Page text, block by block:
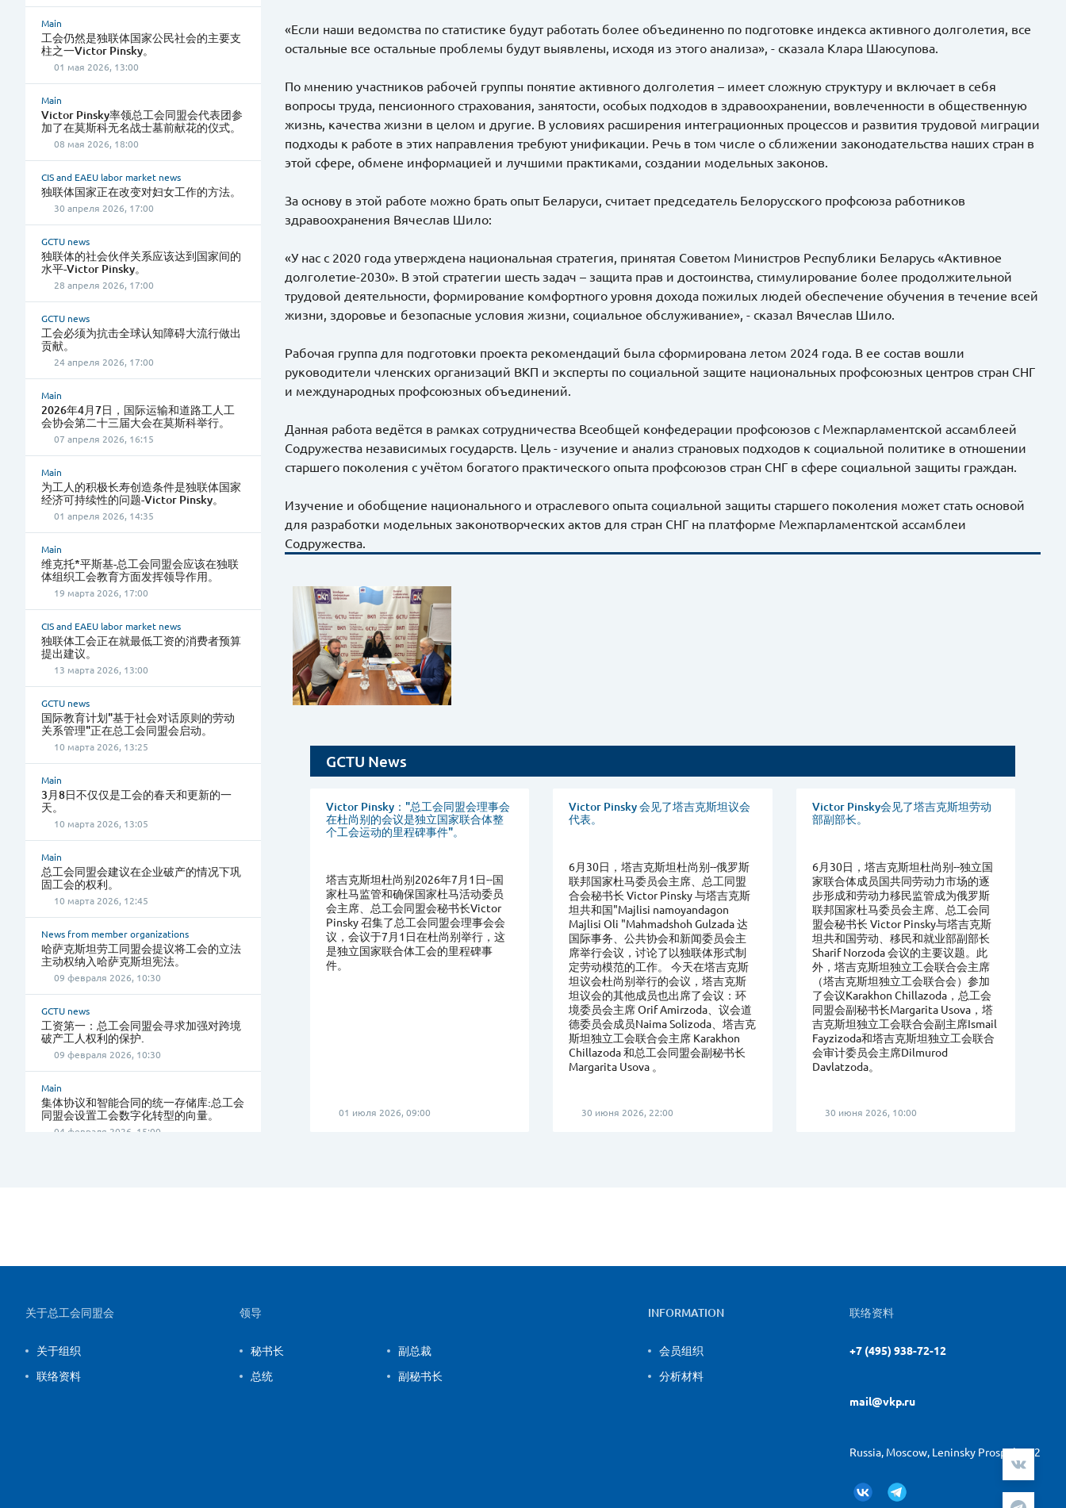
Main
工会仍然是独联体国家公民社会的主要支
柱之一Victor Pinsky。
01 мая 2026, 13:00
Main
Victor Pinsky率领总工会同盟会代表团参
加了在莫斯科无名战士墓前献花的仪式。
08 мая 2026, 18:00
CIS and EAEU labor market news
独联体国家正在改变对妇女工作的方法。
30 апреля 2026, 17:00
GCTU news
独联体的社会伙伴关系应该达到国家间的
水平-Victor Pinsky。
28 апреля 2026, 17:00
GCTU news
工会必须为抗击全球认知障碍大流行做出
贡献。
24 апреля 2026, 17:00
Main
2026年4月7日，国际运输和道路工人工
会协会第二十三届大会在莫斯科举行。
07 апреля 2026, 16:15
Main
为工人的积极长寿创造条件是独联体国家
经济可持续性的问题-Victor Pinsky。
01 апреля 2026, 14:35
Main
维克托*平斯基-总工会同盟会应该在独联
体组织工会教育方面发挥领导作用。
19 марта 2026, 17:00
CIS and EAEU labor market news
独联体工会正在就最低工资的消费者预算
提出建议。
13 марта 2026, 13:00
GCTU news
国际教育计划"基于社会对话原则的劳动
关系管理"正在总工会同盟会启动。
10 марта 2026, 13:25
Main
3月8日不仅仅是工会的春天和更新的一
天。
10 марта 2026, 13:05
Main
总工会同盟会建议在企业破产的情况下巩
固工会的权利。
10 марта 2026, 12:45
News from member organizations
哈萨克斯坦劳工同盟会提议将工会的立法
主动权纳入哈萨克斯坦宪法。
09 февраля 2026, 10:30
GCTU news
工资第一：总工会同盟会寻求加强对跨境
破产工人权利的保护.
09 февраля 2026, 10:30
Main
集体协议和智能合同的统一存储库:总工会
同盟会设置工会数字化转型的向量。
04 февраля 2026, 15:00
同盟会的研究。
Main
于跟踪规范平台经济的立法举措。
«Если наши ведомства по статистике будут работать более объединенно по подготовке индекса активного долголетия, все
остальные все остальные проблемы будут выявлены, исходя из этого анализа», - сказала Клара Шаюсупова.
По мнению участников рабочей группы понятие активного долголетия – имеет сложную структуру и включает в себя
вопросы труда, пенсионного страхования, занятости, особых подходов в здравоохранении, вовлеченности в общественную
жизнь, качества жизни в целом и другие. В условиях расширения интеграционных процессов и развития трудовой миграции
подходы к работе в этих направления требуют унификации. Речь в том числе о сближении законодательства наших стран в
этой сфере, обмене информацией и лучшими практиками, создании модельных законов.
За основу в этой работе можно брать опыт Беларуси, считает председатель Белорусского профсоюза работников
здравоохранения Вячеслав Шило:
«У нас с 2020 года утверждена национальная стратегия, принятая Советом Министров Республики Беларусь «Активное
долголетие-2030». В этой стратегии шесть задач – защита прав и достоинства, стимулирование более продолжительной
трудовой деятельности, формирование комфортного уровня дохода пожилых людей обеспечение обучения в течение всей
жизни, здоровье и безопасные условия жизни, социальное обслуживание», - сказал Вячеслав Шило.
Рабочая группа для подготовки проекта рекомендаций была сформирована летом 2024 года. В ее состав вошли
руководители членских организаций ВКП и эксперты по социальной защите национальных профсоюзных центров стран СНГ
и международных профсоюзных объединений.
Данная работа ведётся в рамках сотрудничества Всеобщей конфедерации профсоюзов с Межпарламентской ассамблеей
Содружества независимых государств. Цель - изучение и анализ страновых подходов к социальной политике в отношении
старшего поколения с учётом богатого практического опыта профсоюзов стран СНГ в сфере социальной защиты граждан.
Изучение и обобщение национального и отраслевого опыта социальной защиты старшего поколения может стать основой
для разработки модельных законотворческих актов для стран СНГ на платформе Межпарламентской ассамблеи
Содружества.
GCTU News
Victor Pinsky："总工会同盟会理事会
在杜尚别的会议是独立国家联合体整
个工会运动的里程碑事件"。
塔吉克斯坦杜尚别2026年7月1日--国
家杜马监管和确保国家杜马活动委员
会主席、总工会同盟会秘书长Victor
Pinsky 召集了总工会同盟会理事会会
议，会议于7月1日在杜尚别举行，这
是独立国家联合体工会的里程碑事
件。
01 июля 2026, 09:00
Victor Pinsky 会见了塔吉克斯坦议会
代表。
6月30日，塔吉克斯坦杜尚别--俄罗斯
联邦国家杜马委员会主席、总工同盟
合会秘书长 Victor Pinsky 与塔吉克斯
坦共和国"Majlisi namoyandagon
Majlisi Oli "Mahmadshoh Gulzada 达
国际事务、公共协会和新闻委员会主
席举行会议，讨论了以独联体形式制
定劳动模范的工作。 今天在塔吉克斯
坦议会杜尚别举行的会议，塔吉克斯
坦议会的其他成员也出席了会议：环
境委员会主席 Orif Amirzoda、议会道
德委员会成员Naima Solizoda、塔吉克
斯坦独立工会联合会主席 Karakhon
Chillazoda 和总工会同盟会副秘书长
Margarita Usova 。
30 июня 2026, 22:00
Victor Pinsky会见了塔吉克斯坦劳动
部副部长。
6月30日，塔吉克斯坦杜尚别--独立国
家联合体成员国共同劳动力市场的逐
步形成和劳动力移民监管成为俄罗斯
联邦国家杜马委员会主席、总工会同
盟会秘书长 Victor Pinsky与塔吉克斯
坦共和国劳动、移民和就业部副部长
Sharif Norzoda 会议的主要议题。此
外，塔吉克斯坦独立工会联合会主席
（塔吉克斯坦独立工会联合会）参加
了会议Karakhon Chillazoda，总工会
同盟会副秘书长Margarita Usova，塔
吉克斯坦独立工会联合会副主席Ismail
Fayzizoda和塔吉克斯坦独立工会联合
会审计委员会主席Dilmurod
Davlatzoda。
30 июня 2026, 10:00
Site map and contact information
关于总工会同盟会
关于组织
联络资料
领导
秘书长
总统
副总裁
副秘书长
INFORMATION
会员组织
分析材料
联络资料
+7 (495) 938-72-12
mail@vkp.ru
Russia, Moscow, Leninsky Prospekt, 42